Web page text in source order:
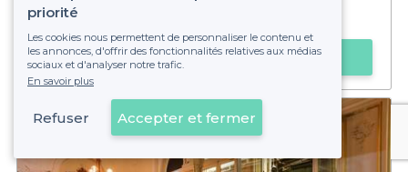
À partir de
Obtenir un devis
Voir sur la carte
priorité
Les cookies nous permettent de personnaliser le contenu et
les annonces, d'offrir des fonctionnalités relatives aux médias
sociaux et d'analyser notre trafic.
En savoir plus
Refuser Accepter et fermer